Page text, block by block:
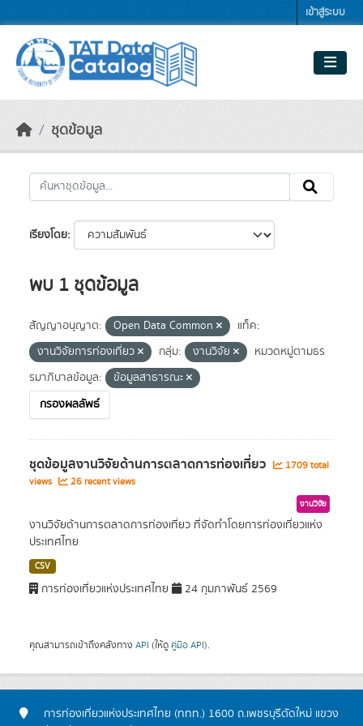
เข้าสู่ระบบ
ชุดข้อมูล
เรียงโดย
พบ 1 ชุดข้อมูล
สัญญาอนุญาต: Open Data Common
แท็ค:
งานวิจัยการท่องเที่ยว
กลุ่ม: งานวิจัย
หมวดหมู่ตามธร
รมาภิบาลข้อมูล:
ข้อมูลสาธารณะ
กรองผลลัพธ์
ชุดข้อมูลงานวิจัยด้านการตลาดการท่องเที่ยว
1709 total
views
26 recent views
งานวิจัย
งานวิจัยด้านการตลาดการท่องเที่ยว ที่จัดทำโดยการท่องเที่ยวแห่ง
ประเทศไทย
CSV
การท่องเที่ยวแห่งประเทศไทย 24 กุมภาพันธ์ 2569
คุณสามารถเข้าถึงคลังทาง API (ให้ดู คู่มือ API).
การท่องเที่ยวแห่งประเทศไทย (ททท.) 1600 ถ.เพชรบุรีตัดใหม่ แขวง